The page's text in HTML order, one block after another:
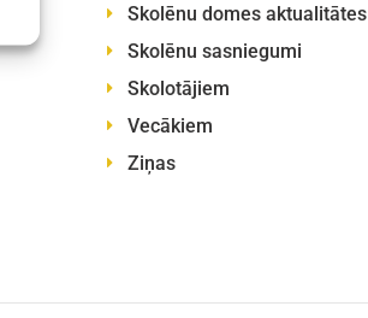
Skolēnu domes aktualitātes
Skolēnu sasniegumi
Skolotājiem
Vecākiem
Ziņas